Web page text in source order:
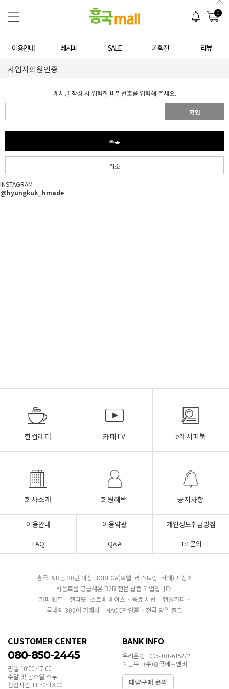
0
이용안내 레시피 SALE 기획전 리뷰
사업자회원인증
게시글 작성 시 입력한 비밀번호를 입력해 주세요.
확인
목록
취소
INSTAGRAM
@hyungkuk_hmade
한컵레터 카페TV e레시피북
회사소개 회원혜택 공지사항
이용안내 이용약관
개인정보취급방침
FAQ
Q&A 1:1문의
흥국F&B는 20년 이상 HORECA(호텔·레스토랑·카페) 시장에
식음료를 공급해온 B2B 전문 납품 기업입니다.
커피 원두 · 젤라또·소르베 베이스 · 음료 시럽 · 캡슐커피 ·
국내외 300여 거래처 · HACCP 인증 · 전국 당일 출고
CUSTOMER CENTER
080-850-2445
평일 10:00~17:00
주말 및 공휴일 휴무
점심시간 11:30~13:00
BANK INFO
우리은행 1005-101-615272
예금주 : (주)흥국에프엔비
대량구매 문의